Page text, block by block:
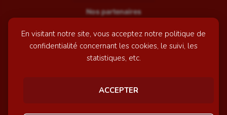
En visitant notre site, vous acceptez notre politique de
confidentialité concernant les cookies, le suivi, les
statistiques, etc.
ACCEPTER
Nos partenaires
Recrutement
Mentions légales